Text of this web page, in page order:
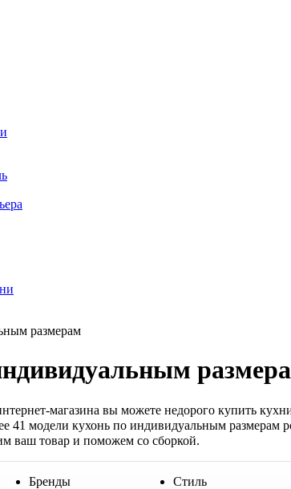
размерам
магазина вы можете недорого купить
41 модели кухонь по индивидуальным размерам
ваш товар и поможем со сборкой.
Бренды Стиль